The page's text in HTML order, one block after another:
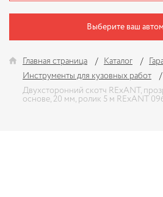
Выберите ваш
Главная страница Каталог
Инструменты для кузовных работ
Двухсторонний скотч RExANT,
основе, 20 мм, ролик 5 м RExANT